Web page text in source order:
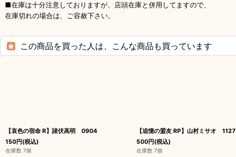
■在庫は十分注意しておりますが、店頭在庫と併用してますので、
在庫切れの場合は、ご容赦下さい。
この商品を買った人は、こんな商品も買っています
【哀色の宿命 R】諸伏高明 0904
150円(税込)
在庫数 7個
【追憶の盟友 RP】山村ミサオ 1127
500円(税込)
在庫数 7個